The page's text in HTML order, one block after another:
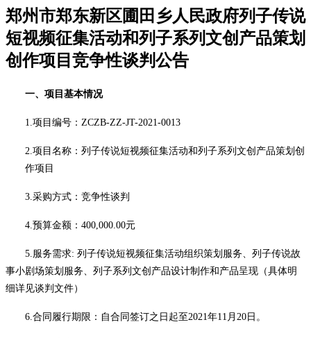
郑州市郑东新区圃田乡人民政府列子传说
短视频征集活动和列子系列文创产品策划
创作项目竞争性谈判公告
一、项目基本情况
1.项目编号： ZCZB-ZZ-JT-2021-0013
2.项目名称：列子传说短视频征集活动和列子系列文创产品策划创
作项目
3.采购方式： 竞争性谈判
4.预算金额 ： 400,000.00元
5.服务需求: 列子传说短视频征集活动组织策划服务、 列子传说故
事小剧场策划服务、列子系列文创产品设计制作和产品呈现 （具体明
细详见谈判文件）
6.合同履行期限 ： 自合同签订之日起至2021年11月20日 。